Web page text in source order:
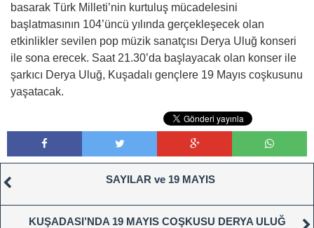
basarak Türk Milleti’nin kurtuluş mücadelesini
başlatmasının 104’üncü yılında gerçekleşecek olan
etkinlikler sevilen pop müzik sanatçısı Derya Uluğ konseri
ile sona erecek. Saat 21.30’da başlayacak olan konser ile
şarkıcı Derya Uluğ, Kuşadalı gençlere 19 Mayıs coşkusunu
yaşatacak.
SAYILAR ve 19 MAYIS
KUŞADASI’NDA 19 MAYIS COŞKUSU DERYA ULUĞ